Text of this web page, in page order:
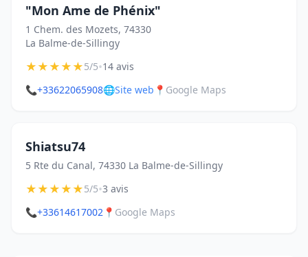
"Mon Ame de Phénix"
1 Chem. des Mozets, 74330
La Balme-de-Sillingy
★★★★★5/5•14 avis
📞+33622065908🌐Site web 📍 Google Maps
Shiatsu74
5 Rte du Canal, 74330 La Balme-de-Sillingy
★★★★★5/5•3 avis
📞+33614617002 📍 Google Maps